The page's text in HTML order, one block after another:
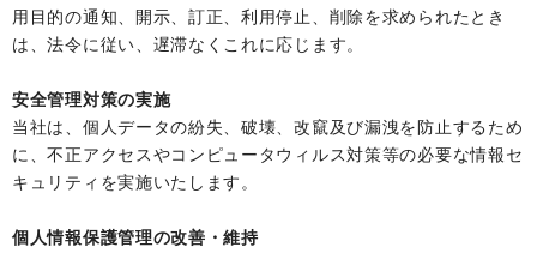
用目的の通知、開示、訂正、利用停止、削除を求められたとき
は、法令に従い、遅滞なくこれに応じます。
安全管理対策の実施
当社は、個人データの紛失、破壊、改竄及び漏洩を防止するため
に、不正アクセスやコンピュータウィルス対策等の必要な情報セ
キュリティを実施いたします。
個人情報保護管理の改善・維持